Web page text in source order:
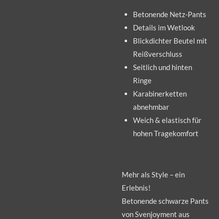
Betonende Netz-Pants
Details im Wetlook
Blickdichter Beutel mit
Reißverschluss
Seitlich und hinten
Ringe
Karabinerketten
abnehmbar
Weich & elastisch für
hohen Tragekomfort
Mehr als Style – ein
Erlebnis!
Betonende schwarze Pants
von Svenjoyment aus